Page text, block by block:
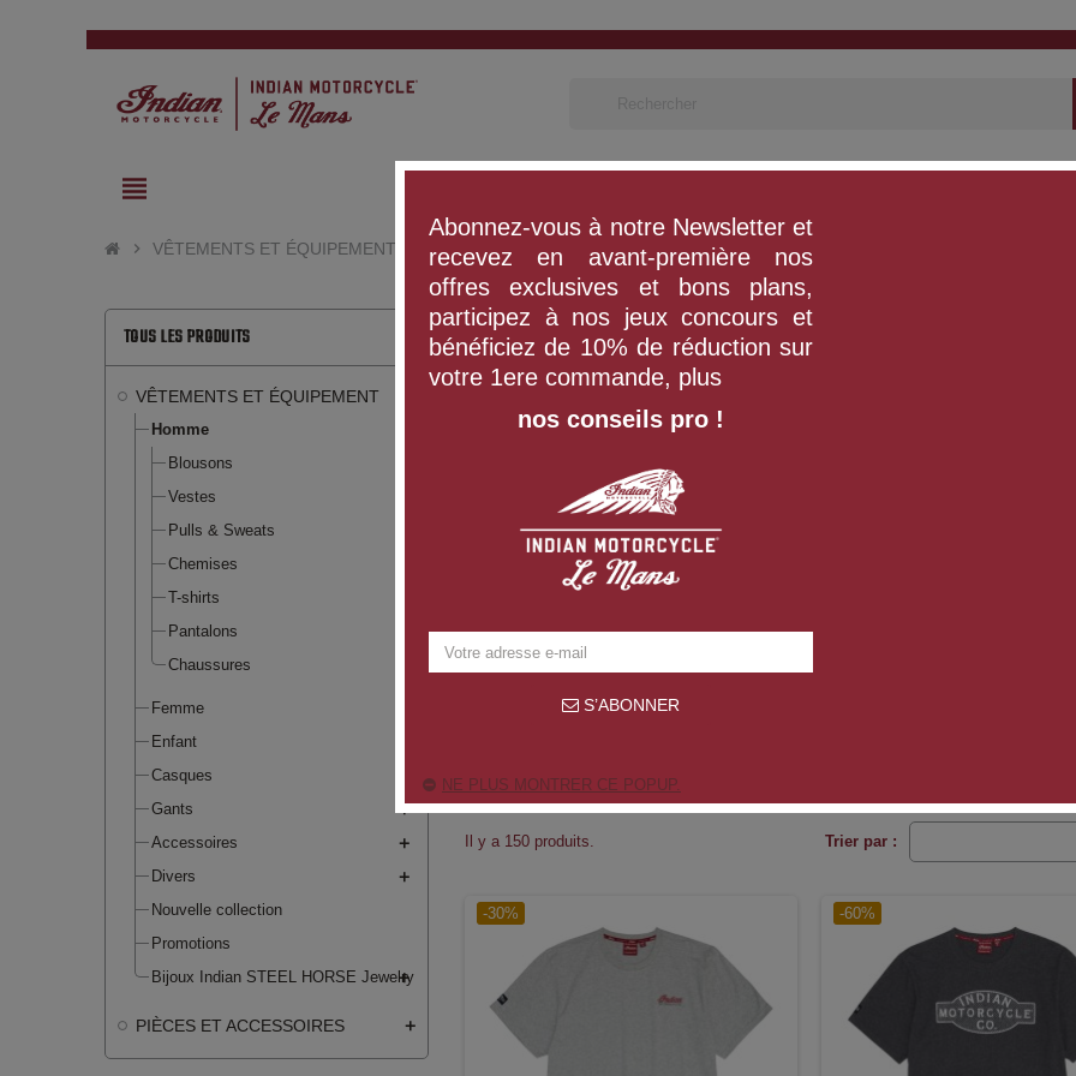
view_headline
chevron_right VÊTEMENTS ET ÉQUIPEMENT Homme
TOUS LES PRODUITS
VÊTEMENTS ET ÉQUIPEMENT
Homme
Blousons
Vestes
Pulls & Sweats
Chemises
T-shirts
Pantalons
Chaussures
Femme
Enfant
Casques
Gants
Accessoires
Divers
Nouvelle collection
Promotions
Bijoux Indian STEEL HORSE Jewelry
PIÈCES ET ACCESSOIRES
HOMME
Trier par :
Il y a 150 produits.
-30% -60%
Abonnez-vous à notre Newsletter et
recevez en avant-première nos
offres exclusives et bons plans,
participez à nos jeux concours et
bénéficiez de 10% de réduction sur
votre 1ere commande, plus
nos conseils pro !
S’ABONNER
NE PLUS MONTRER CE POPUP.